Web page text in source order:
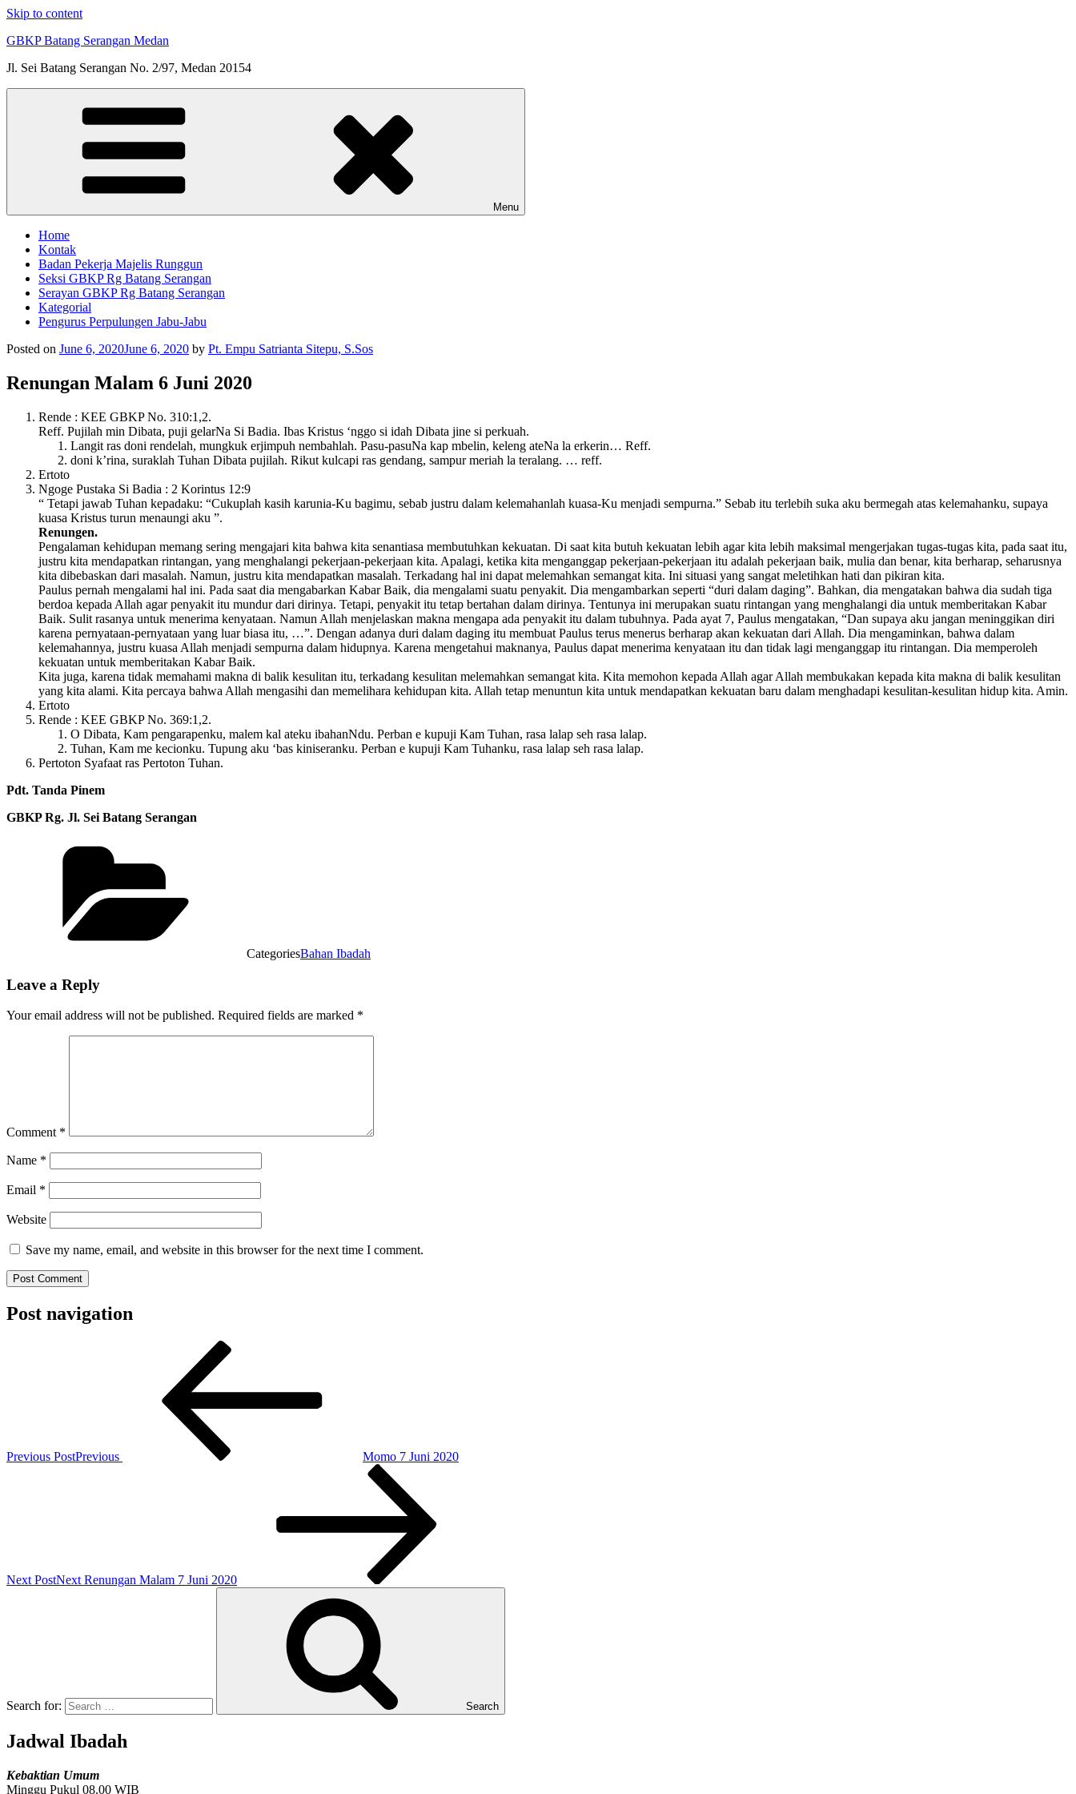
Skip to content
GBKP Batang Serangan Medan
Jl. Sei Batang Serangan No. 2/97, Medan 20154
Menu
Home
Kontak
Badan Pekerja Majelis Runggun
Seksi GBKP Rg Batang Serangan
Serayan GBKP Rg Batang Serangan
Kategorial
Pengurus Perpulungen Jabu-Jabu
Posted on June 6, 2020June 6, 2020 by Pt. Empu Satrianta Sitepu, S.Sos
Renungan Malam 6 Juni 2020
Rende : KEE GBKP No. 310:1,2.
Reff. Pujilah min Dibata, puji gelarNa Si Badia. Ibas Kristus ‘nggo si idah Dibata jine si perkuah.
Langit ras doni rendelah, mungkuk erjimpuh nembahlah. Pasu-pasuNa kap mbelin, keleng ateNa la erkerin… Reff.
doni k’rina, suraklah Tuhan Dibata pujilah. Rikut kulcapi ras gendang, sampur meriah la teralang. … reff.
Ertoto
Ngoge Pustaka Si Badia : 2 Korintus 12:9
“ Tetapi jawab Tuhan kepadaku: “Cukuplah kasih karunia-Ku bagimu, sebab justru dalam kelemahanlah kuasa-Ku menjadi sempurna.” Sebab itu terlebih suka aku bermegah atas kelemahanku, supaya
kuasa Kristus turun menaungi aku ”.
Renungen.
Pengalaman kehidupan memang sering mengajari kita bahwa kita senantiasa membutuhkan kekuatan. Di saat kita butuh kekuatan lebih agar kita lebih maksimal mengerjakan tugas-tugas kita, pada saat itu,
justru kita mendapatkan rintangan, yang menghalangi pekerjaan-pekerjaan kita. Apalagi, ketika kita menganggap pekerjaan-pekerjaan itu adalah pekerjaan baik, mulia dan benar, kita berharap, seharusnya
kita dibebaskan dari masalah. Namun, justru kita mendapatkan masalah. Terkadang hal ini dapat melemahkan semangat kita. Ini situasi yang sangat meletihkan hati dan pikiran kita.
Paulus pernah mengalami hal ini. Pada saat dia mengabarkan Kabar Baik, dia mengalami suatu penyakit. Dia mengambarkan seperti “duri dalam daging”. Bahkan, dia mengatakan bahwa dia sudah tiga
berdoa kepada Allah agar penyakit itu mundur dari dirinya. Tetapi, penyakit itu tetap bertahan dalam dirinya. Tentunya ini merupakan suatu rintangan yang menghalangi dia untuk memberitakan Kabar
Baik. Sulit rasanya untuk menerima kenyataan. Namun Allah menjelaskan makna mengapa ada penyakit itu dalam tubuhnya. Pada ayat 7, Paulus mengatakan, “Dan supaya aku jangan meninggikan diri
karena pernyataan-pernyataan yang luar biasa itu, …”. Dengan adanya duri dalam daging itu membuat Paulus terus menerus berharap akan kekuatan dari Allah. Dia mengaminkan, bahwa dalam
kelemahannya, justru kuasa Allah menjadi sempurna dalam hidupnya. Karena mengetahui maknanya, Paulus dapat menerima kenyataan itu dan tidak lagi menganggap itu rintangan. Dia memperoleh
kekuatan untuk memberitakan Kabar Baik.
Kita juga, karena tidak memahami makna di balik kesulitan itu, terkadang kesulitan melemahkan semangat kita. Kita memohon kepada Allah agar Allah membukakan kepada kita makna di balik kesulitan
yang kita alami. Kita percaya bahwa Allah mengasihi dan memelihara kehidupan kita. Allah tetap menuntun kita untuk mendapatkan kekuatan baru dalam menghadapi kesulitan-kesulitan hidup kita. Amin.
Ertoto
Rende : KEE GBKP No. 369:1,2.
O Dibata, Kam pengarapenku, malem kal ateku ibahanNdu. Perban e kupuji Kam Tuhan, rasa lalap seh rasa lalap.
Tuhan, Kam me kecionku. Tupung aku ‘bas kiniseranku. Perban e kupuji Kam Tuhanku, rasa lalap seh rasa lalap.
Pertoton Syafaat ras Pertoton Tuhan.
Pdt. Tanda Pinem
GBKP Rg. Jl. Sei Batang Serangan
CategoriesBahan Ibadah
Leave a Reply
Your email address will not be published. Required fields are marked *
Comment *
Name *
Email *
Website
Save my name, email, and website in this browser for the next time I comment.
Post navigation
Previous PostPrevious Momo 7 Juni 2020
Next PostNext Renungan Malam 7 Juni 2020
Search for: Search
Jadwal Ibadah
Kebaktian Umum
Minggu Pukul 08.00 WIB